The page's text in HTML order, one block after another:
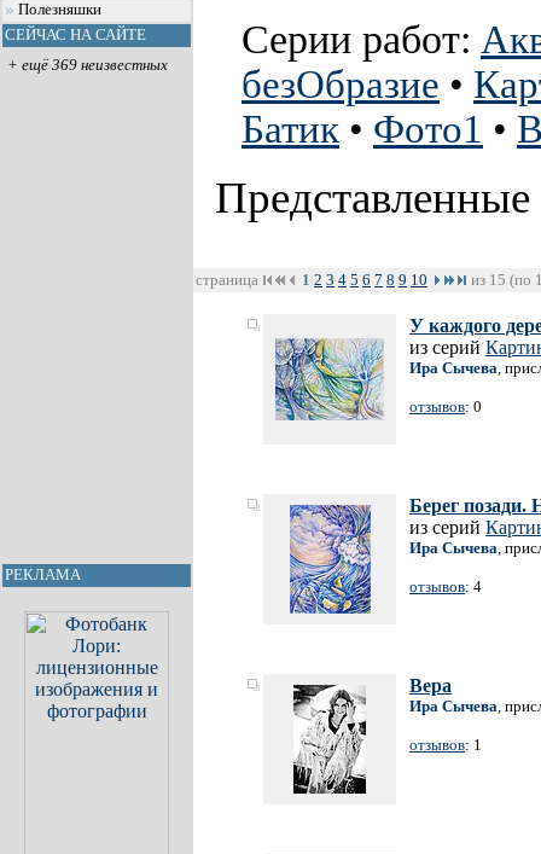
Полезняшки
СЕЙЧАС НА САЙТЕ
+ ещё 369 неизвестных
РЕКЛАМА
Серии работ:
безОбразие •
Батик • Фото1 •
страница 1 2 3 4 5 6 7 8 9 10 из 15 (по
У каждого
из серий
Ира Сычева,
отзывов: 0
Берег позади.
из серий
Ира Сычева,
отзывов: 4
Вера
Ира Сычева,
отзывов: 1